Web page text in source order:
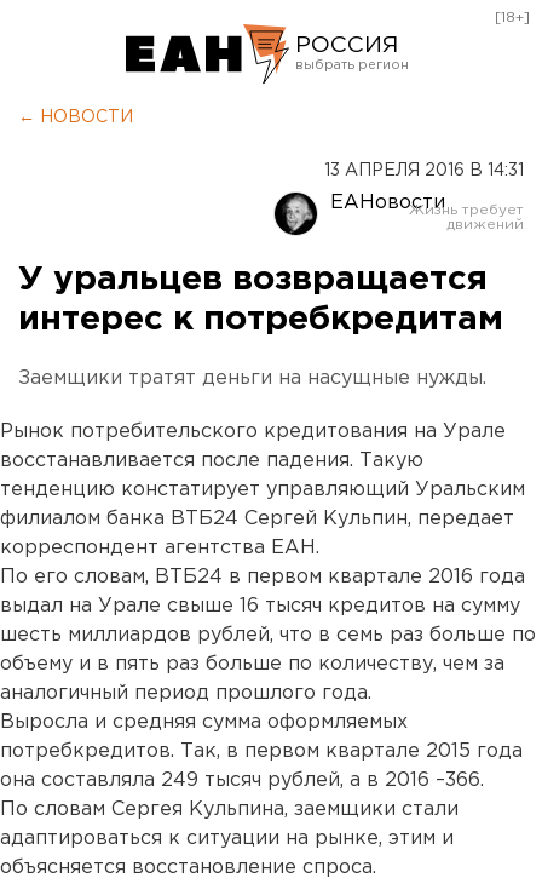
РОССИЯ
Оренбург
[18+]
← НОВОСТИ
13 АПРЕЛЯ 2016 В 14:31
ЕАНовости
У уральцев возвращается
интерес к потребкредитам
Заемщики тратят деньги на насущные нужды.
Рынок потребительского кредитования на Урале
восстанавливается после падения. Такую
тенденцию констатирует управляющий Уральским
филиалом банка ВТБ24 Сергей Кульпин, передает
корреспондент агентства ЕАН.
По его словам, ВТБ24 в первом квартале 2016 года
выдал на Урале свыше 16 тысяч кредитов на сумму
шесть миллиардов рублей, что в семь раз больше по
объему и в пять раз больше по количеству, чем за
аналогичный период прошлого года.
Выросла и средняя сумма оформляемых
потребкредитов. Так, в первом квартале 2015 года
она составляла 249 тысяч рублей, а в 2016 –366.
По словам Сергея Кульпина, заемщики стали
адаптироваться к ситуации на рынке, этим и
объясняется восстановление спроса.